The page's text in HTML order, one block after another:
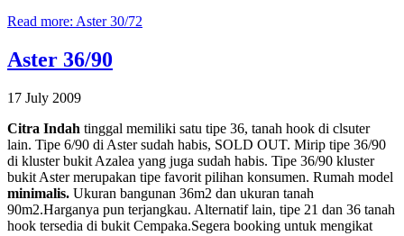
Read more: Aster 30/72
Aster 36/90
17 July 2009
Citra Indah tinggal memiliki satu tipe 36, tanah hook di clsuter
lain. Tipe 6/90 di Aster sudah habis, SOLD OUT. Mirip tipe 36/90
di kluster bukit Azalea yang juga sudah habis. Tipe 36/90 kluster
bukit Aster merupakan tipe favorit pilihan konsumen. Rumah model
minimalis. Ukuran bangunan 36m2 dan ukuran tanah
90m2.Harganya pun terjangkau. Alternatif lain, tipe 21 dan 36 tanah
hook tersedia di bukit Cempaka.Segera booking untuk mengikat